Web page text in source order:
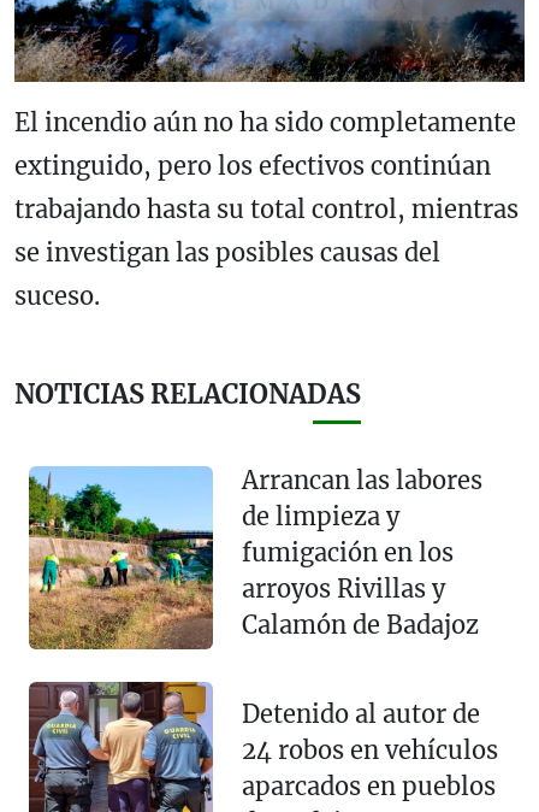
El incendio aún no ha sido completamente
extinguido, pero los efectivos continúan
trabajando hasta su total control, mientras
se investigan las posibles causas del
suceso.
NOTICIAS RELACIONADAS
Arrancan las labores
de limpieza y
fumigación en los
arroyos Rivillas y
Calamón de Badajoz
Detenido al autor de
24 robos en vehículos
aparcados en pueblos